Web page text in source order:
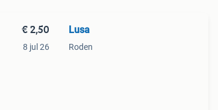
€ 2,50
8 jul 26
Lusa
Roden